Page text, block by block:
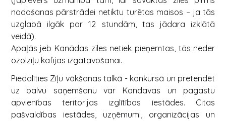
nodošanas pārstrādei netiktu turētas maisos – ja tās
uzglabā ilgāk par 12 stundām, tas jādara izklātā
veidā).
Apaļās jeb Kanādas zīles netiek pieņemtas, tās neder
ozolzīļu kafijas izgatavošanai.
Piedalīties Zīļu vākšanas talkā - konkursā un pretendēt
uz balvu saņemšanu var Kandavas un pagastu
apvienības teritorijas izglītības iestādes. Citas
pašvaldības iestādes, uzņēmumi, organizācijas un